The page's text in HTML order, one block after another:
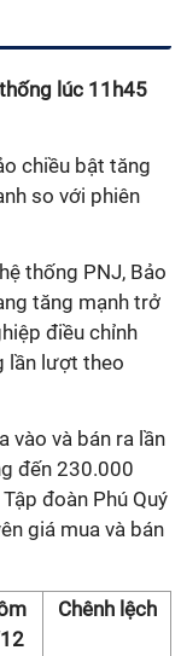
lúc 11h45
chiều bật tăng
so với phiên
thống PNJ, Bảo
tăng mạnh trở
điều chỉnh
lần lượt theo
vào và bán ra lần
đến 230.000
đoàn Phú Quý
giá mua và bán
Chênh lệch